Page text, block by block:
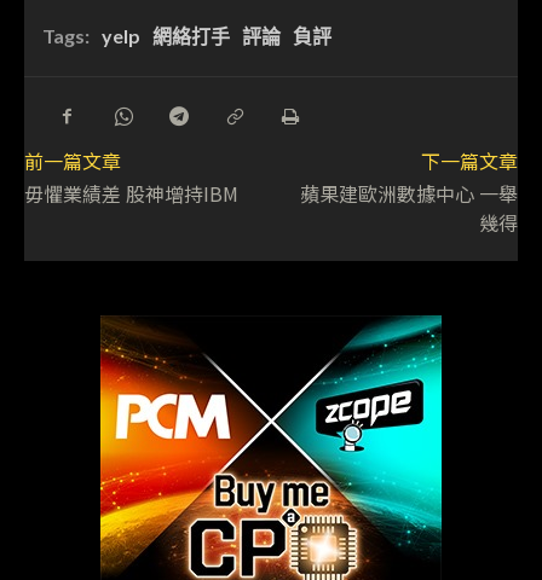
Tags: yelp 網絡打手 評論 負評
前一篇文章
毋懼業績差 股神增持IBM
下一篇文章
蘋果建歐洲數據中心 一舉
幾得